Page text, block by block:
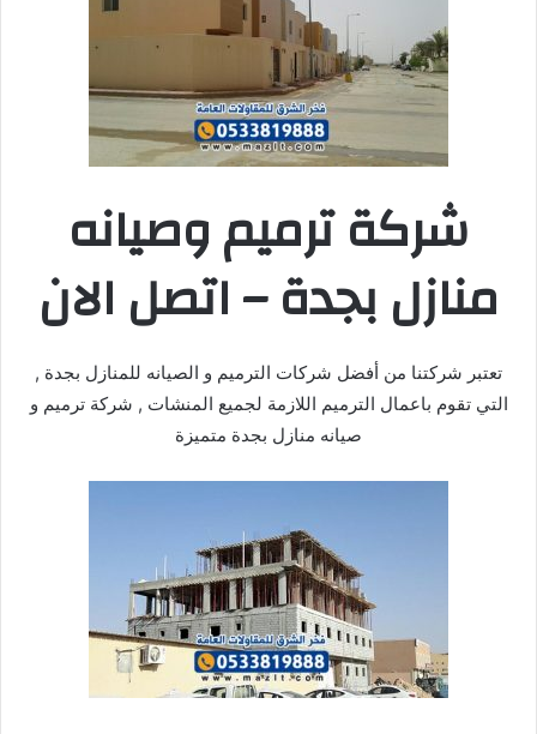
شركة ترميم وصيانه
منازل بجدة – اتصل الان
تعتبر شركتنا من أفضل شركات الترميم و الصيانه للمنازل بجدة ,
التي تقوم باعمال الترميم اللازمة لجميع المنشات , شركة ترميم و
صيانه منازل بجدة متميزة